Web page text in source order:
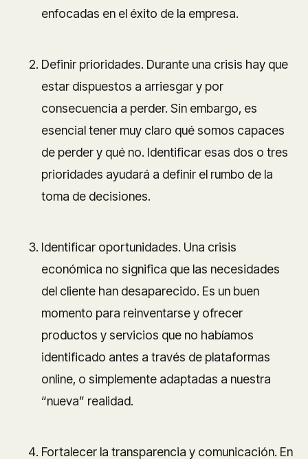
enfocadas en el éxito de la empresa.
Definir prioridades. Durante una crisis hay que
estar dispuestos a arriesgar y por
consecuencia a perder. Sin embargo, es
esencial tener muy claro qué somos capaces
de perder y qué no. Identificar esas dos o tres
prioridades ayudará a definir el rumbo de la
toma de decisiones.
Identificar oportunidades. Una crisis
económica no significa que las necesidades
del cliente han desaparecido. Es un buen
momento para reinventarse y ofrecer
productos y servicios que no habíamos
identificado antes a través de plataformas
online, o simplemente adaptadas a nuestra
“nueva” realidad.
Fortalecer la transparencia y comunicación. En